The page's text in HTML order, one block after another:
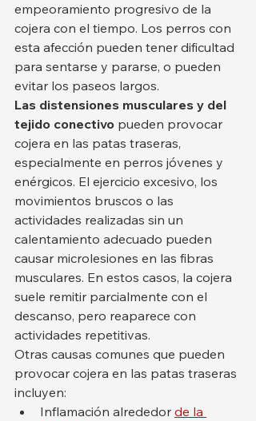
empeoramiento progresivo de la
cojera con el tiempo. Los perros con
esta afección pueden tener dificultad
para sentarse y pararse, o pueden
evitar los paseos largos.
Las distensiones musculares y del
tejido conectivo pueden provocar
cojera en las patas traseras,
especialmente en perros jóvenes y
enérgicos. El ejercicio excesivo, los
movimientos bruscos o las
actividades realizadas sin un
calentamiento adecuado pueden
causar microlesiones en las fibras
musculares. En estos casos, la cojera
suele remitir parcialmente con el
descanso, pero reaparece con
actividades repetitivas.
Otras causas comunes que pueden
provocar cojera en las patas traseras
incluyen:
Inflamación alrededor de la